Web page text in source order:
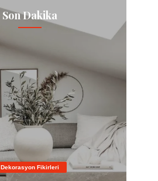
Son Dakika
Dekorasyon Fikirleri